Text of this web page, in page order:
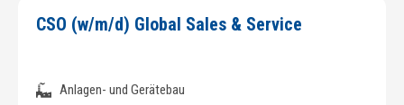
CSO (w/m/d) Global Sales & Service
Anlagen- und Gerätebau